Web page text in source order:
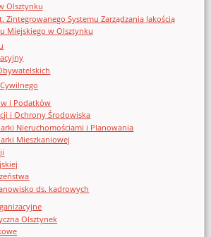
Olsztynku
Zintegrowanego Systemu Zarządzania Jakością
Miejskiego w Olsztynku
i Podatków
i Ochrony Środowiska
Nieruchomościami i Planowania
Mieszkaniowej
ds. kadrowych
Olsztynek